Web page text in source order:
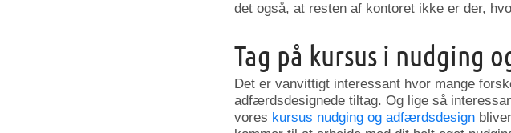
det også, at resten af kontoret ikke er der,
Tag på kursus i nudging
Det er vanvittigt interessant hvor mange
adfærdsdesignede tiltag. Og lige så
vores kursus nudging og adfærdsdesign